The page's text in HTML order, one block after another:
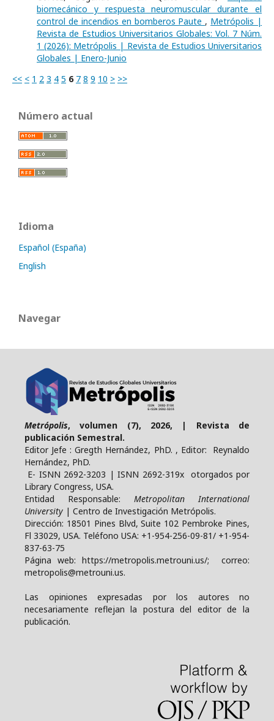
biomecánico y respuesta neuromuscular durante el
control de incendios en bomberos Paute , Metrópolis |
Revista de Estudios Universitarios Globales: Vol. 7 Núm.
1 (2026): Metrópolis | Revista de Estudios Universitarios
Globales | Enero-Junio
<< < 1 2 3 4 5 6 7 8 9 10 > >>
Número actual
Idioma
Español (España)
English
Navegar
Metrópolis, volumen (7), 2026, | Revista de
publicación Semestral.
Editor Jefe : Gregth Hernández, PhD. , Editor: Reynaldo
Hernández, PhD.
E- ISNN 2692-3203 | ISNN 2692-319x otorgados por
Library Congress, USA.
Entidad Responsable: Metropolitan International
University | Centro de Investigación Metrópolis.
Dirección: 18501 Pines Blvd, Suite 102 Pembroke Pines,
Fl 33029, USA. Teléfono USA: +1-954-256-09-81/ +1-954-
837-63-75
Página web: https://metropolis.metrouni.us/; correo:
metropolis@metrouni.us.
Las opiniones expresadas por los autores no
necesariamente reflejan la postura del editor de la
publicación.